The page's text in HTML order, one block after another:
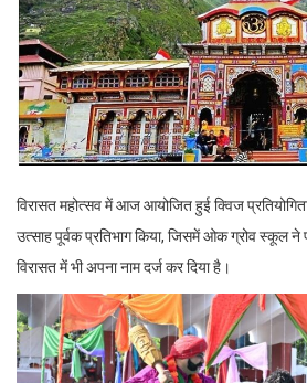
विरासत महोत्सव में आज आयोजित हुई क्विज
उत्साह पूर्वक प्रतिभाग किया, जिसमें ओक ग्रोव स्कूल
विरासत में भी अपना नाम दर्ज कर दिया है।